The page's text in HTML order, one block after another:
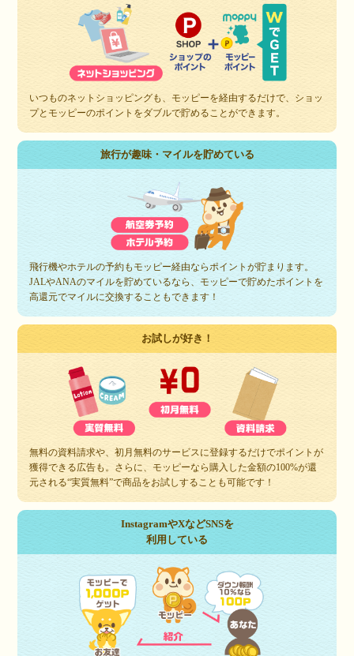
いつものネットショッピングも、モッピーを経由するだけで、ショッ
プとモッピーのポイントをダブルで貯めることができます。
旅行が趣味・マイルを貯めている
飛行機やホテルの予約もモッピー経由ならポイントが貯まります。
JALやANAのマイルを貯めているなら、モッピーで貯めたポイントを
高還元でマイルに交換することもできます！
お試しが好き！
無料の資料請求や、初月無料のサービスに登録するだけでポイントが
獲得できる広告も。さらに、モッピーなら購入した金額の100%が還
元される“実質無料”で商品をお試しすることも可能です！
InstagramやXなどSNSを
利用している